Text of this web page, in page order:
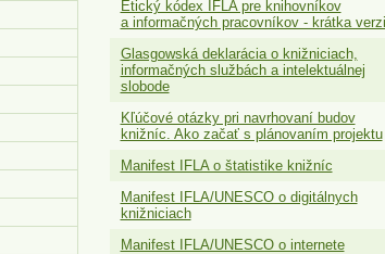
Etický kódex IFLA pre knihovníkov
a informačných pracovníkov - krátka
Glasgowská deklarácia o knižniciach,
informačných službách a intelektuálnej
slobode
Kľúčové otázky pri navrhovaní budov
knižníc. Ako začať s plánovaním projektu
Manifest IFLA o štatistike knižníc
Manifest IFLA/UNESCO o digitálnych
knižniciach
Manifest IFLA/UNESCO o internete